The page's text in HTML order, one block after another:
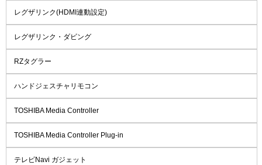
レグザリンク(HDMI連動設定)
レグザリンク・ダビング
RZタグラー
ハンドジェスチャリモコン
TOSHIBA Media Controller
TOSHIBA Media Controller Plug-in
テレビNavi ガジェット